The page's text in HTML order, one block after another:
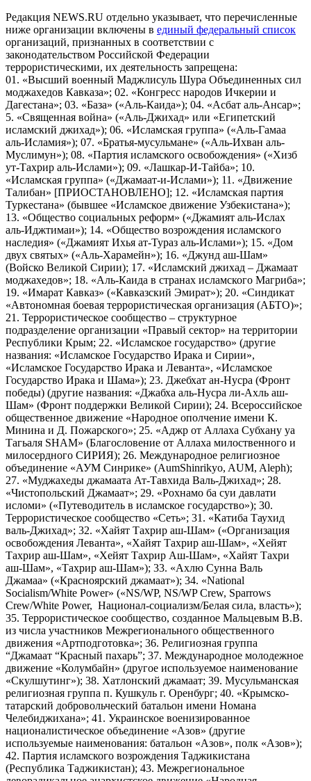
Редакция NEWS.RU отдельно указывает, что перечисленные
ниже организации включены в единый федеральный список
организаций, признанных в соответствии с
законодательством Российской Федерации
террористическими, их деятельность запрещена:
01. «Высший военный Маджлисуль Шура Объединенных сил
моджахедов Кавказа»; 02. «Конгресс народов Ичкерии и
Дагестана»; 03. «База» («Аль-Каида»); 04. «Асбат аль-Ансар»;
5. «Священная война» («Аль-Джихад» или «Египетский
исламский джихад»); 06. «Исламская группа» («Аль-Гамаа
аль-Исламия»); 07. «Братья-мусульмане» («Аль-Ихван аль-
Муслимун»); 08. «Партия исламского освобождения» («Хизб
ут-Тахрир аль-Ислами»); 09. «Лашкар-И-Тайба»; 10.
«Исламская группа» («Джамаат-и-Ислами»); 11. «Движение
Талибан» [ПРИОСТАНОВЛЕНО]; 12. «Исламская партия
Туркестана» (бывшее «Исламское движение Узбекистана»);
13. «Общество социальных реформ» («Джамият аль-Ислах
аль-Иджтимаи»); 14. «Общество возрождения исламского
наследия» («Джамият Ихья ат-Тураз аль-Ислами»); 15. «Дом
двух святых» («Аль-Харамейн»); 16. «Джунд аш-Шам»
(Войско Великой Сирии); 17. «Исламский джихад – Джамаат
моджахедов»; 18. «Аль-Каида в странах исламского Магриба»;
19. «Имарат Кавказ» («Кавказский Эмират»); 20. «Синдикат
«Автономная боевая террористическая организация (АБТО)»;
21. Террористическое сообщество – структурное
подразделение организации «Правый сектор» на территории
Республики Крым; 22. «Исламское государство» (другие
названия: «Исламское Государство Ирака и Сирии»,
«Исламское Государство Ирака и Леванта», «Исламское
Государство Ирака и Шама»); 23. Джебхат ан-Нусра (Фронт
победы) (другие названия: «Джабха аль-Нусра ли-Ахль аш-
Шам» (Фронт поддержки Великой Сирии); 24. Всероссийское
общественное движение «Народное ополчение имени К.
Минина и Д. Пожарского»; 25. «Аджр от Аллаха Субхану уа
Тагьаля SHAM» (Благословение от Аллаха милоственного и
милосердного СИРИЯ); 26. Международное религиозное
объединение «АУМ Синрике» (AumShinrikyo, AUM, Aleph);
27. «Муджахеды джамаата Ат-Тавхида Валь-Джихад»; 28.
«Чистопольский Джамаат»; 29. «Рохнамо ба суи давлати
исломи» («Путеводитель в исламское государство»); 30.
Террористическое сообщество «Сеть»; 31. «Катиба Таухид
валь-Джихад»; 32. «Хайят Тахрир аш-Шам» («Организация
освобождения Леванта», «Хайят Тахрир аш-Шам», «Хейят
Тахрир аш-Шам», «Хейят Тахрир Аш-Шам», «Хайят Тахри
аш-Шам», «Тахрир аш-Шам»); 33. «Ахлю Сунна Валь
Джамаа» («Красноярский джамаат»); 34. «National
Socialism/White Power» («NS/WP, NS/WP Crew, Sparrows
Crew/White Power, Национал-социализм/Белая сила, власть»);
35. Террористическое сообщество, созданное Мальцевым В.В.
из числа участников Межрегионального общественного
движения «Артподготовка»; 36. Религиозная группа
“Джамаат “Красный пахарь”; 37. Международное молодежное
движение «Колумбайн» (другое используемое наименование
«Скулшутинг»); 38. Хатлонский джамаат; 39. Мусульманская
религиозная группа п. Кушкуль г. Оренбург; 40. «Крымско-
татарский добровольческий батальон имени Номана
Челебиджихана»; 41. Украинское военизированное
националистическое объединение «Азов» (другие
используемые наименования: батальон «Азов», полк «Азов»);
42. Партия исламского возрождения Таджикистана
(Республика Таджикистан); 43. Межрегиональное